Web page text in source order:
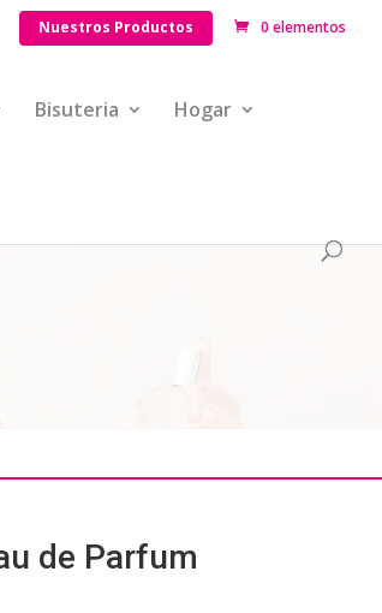
Nuestros Productos 0 elementos
Bisuteria Hogar
de Parfum